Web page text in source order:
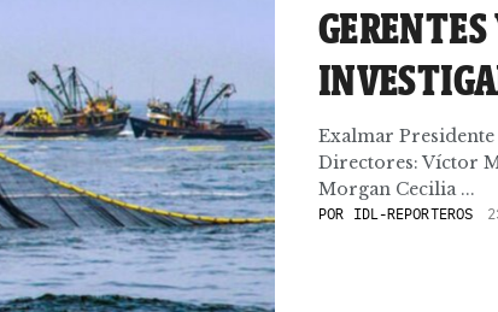
Exalmar
Directores: Víctor
Morgan Cecilia ...
POR IDL-REPORTEROS